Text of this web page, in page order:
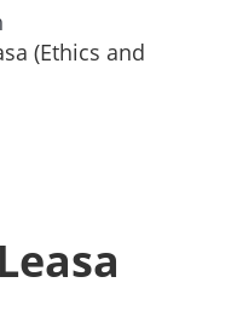
(Ethics and